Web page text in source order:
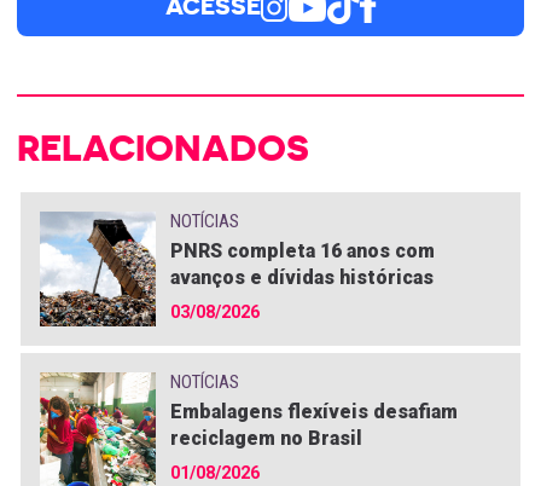
RELACIONADOS
NOTÍCIAS
PNRS completa 16 anos com
avanços e dívidas históricas
03/08/2026
NOTÍCIAS
Embalagens flexíveis desafiam
reciclagem no Brasil
01/08/2026